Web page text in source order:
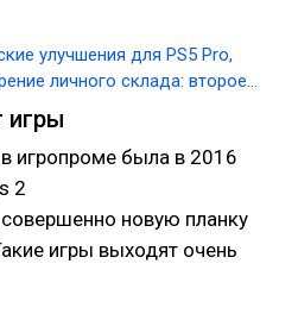
улучшения для PS5 Pro,
личного склада: второе
Desert
игры
игропроме была в 2016
2
новую планку
игры выходят очень